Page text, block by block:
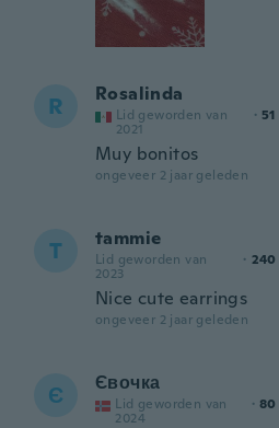
R Rosalinda
Lid geworden van
2021
· 51
Muy bonitos
ongeveer 2 jaar geleden
T tammie
Lid geworden van
2023
· 240
Nice cute earrings
ongeveer 2 jaar geleden
Є Євочка
Lid geworden van
2024
· 80